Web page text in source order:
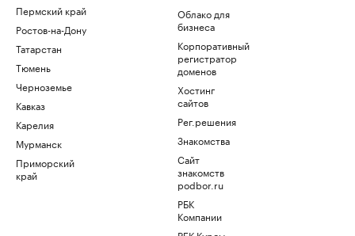
Пермский край
Ростов-на-Дону
Татарстан
Тюмень
Черноземье
Кавказ
Карелия
Мурманск
Приморский
край
Облако для
бизнеса
Корпоративный
регистратор
доменов
Хостинг
сайтов
Рег.решения
Знакомства
Сайт
знакомств
podbor.ru
РБК
Компании